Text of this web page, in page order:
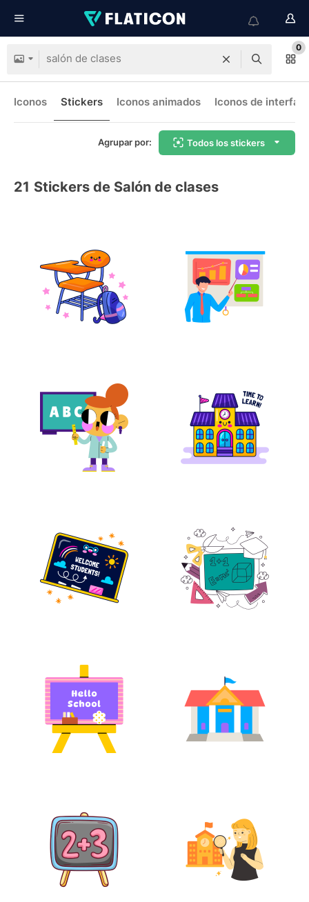
0
Iconos Stickers Iconos animados Iconos de interfaz
Agrupar por: Todos los stickers
21 Stickers de Salón de clases